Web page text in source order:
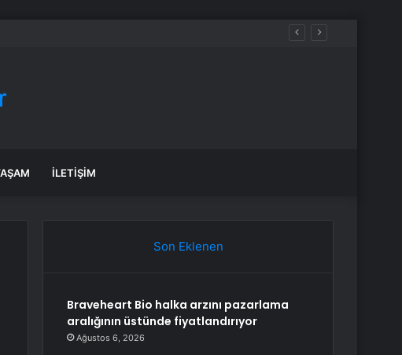
İLETIŞIM
Son Eklenen
Braveheart Bio halka arzını pazarlama
aralığının üstünde fiyatlandırıyor
Ağustos 6, 2026